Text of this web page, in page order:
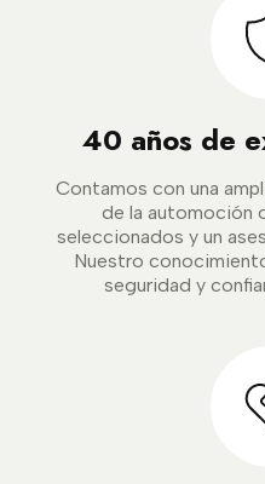
40 años de
Contamos con una
de la automoción
seleccionados y un
Nuestro
seguridad y